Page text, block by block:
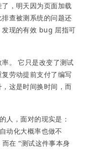
，明天因为页面加载
查被测系统的问题还
发现的有效 bug 屈指可
。 它只是改变了测试
劳动提前支付了编写
这是时间换时间，而
人，面对的现实是：
动化大概率也做不
在 “测试这件事本身